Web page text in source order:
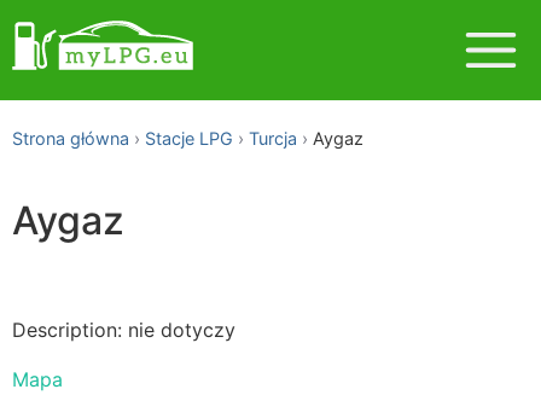
Strona główna Stacje LPG Turcja Aygaz
Aygaz
Description: nie dotyczy
Mapa